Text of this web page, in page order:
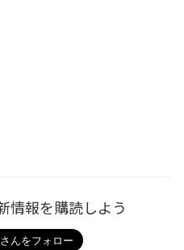
情報を購読しよう